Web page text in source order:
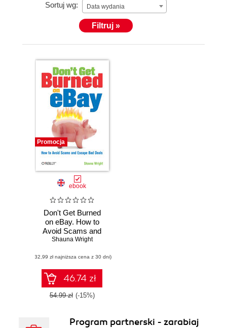
Sortuj wg: Data wydania
Filtruj »
Promocja
ebook
Don't Get Burned
on eBay. How to
Avoid Scams and
Escape Bad Deals
Shauna Wright
(32,99 zł najniższa cena z 30 dni)
46.74 zł
54.99 zł (-15%)
Program partnerski - zarabiaj